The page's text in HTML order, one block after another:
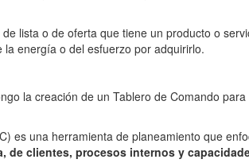
lista o de oferta que tiene un producto o
energía o del esfuerzo por adquirirlo.
la creación de un Tablero de Comando
es una herramienta de planeamiento que
de clientes, procesos internos y